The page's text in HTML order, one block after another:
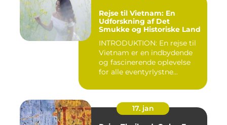
Rejse til Vietnam: En
Udforskning af Det
Smukke og Historiske Land
INTRODUKTION: En rejse til
Vietnam er en indbydende
og fascinerende oplevelse
for alle eventyrlystne...
17. jan